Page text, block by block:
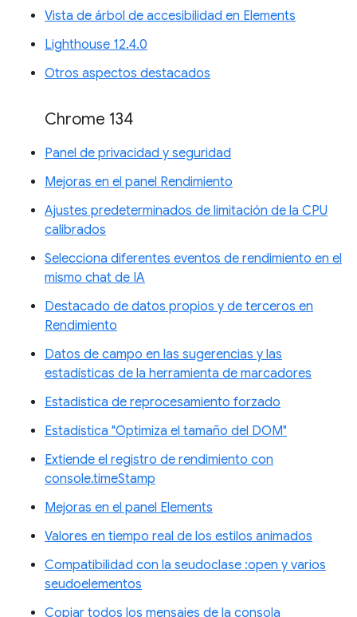
Vista de árbol de accesibilidad en Elements
Lighthouse 12.4.0
Otros aspectos destacados
Chrome 134
Panel de privacidad y seguridad
Mejoras en el panel Rendimiento
Ajustes predeterminados de limitación de la CPU
calibrados
Selecciona diferentes eventos de rendimiento en el
mismo chat de IA
Destacado de datos propios y de terceros en
Rendimiento
Datos de campo en las sugerencias y las
estadísticas de la herramienta de marcadores
Estadística de reprocesamiento forzado
Estadística "Optimiza el tamaño del DOM"
Extiende el registro de rendimiento con
console.timeStamp
Mejoras en el panel Elements
Valores en tiempo real de los estilos animados
Compatibilidad con la seudoclase :open y varios
seudoelementos
Copiar todos los mensajes de la consola